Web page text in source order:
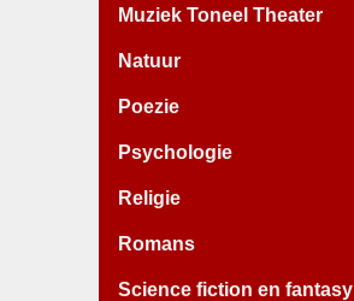
Muziek Toneel Theater
Natuur
Poezie
Psychologie
Religie
Romans
Science fiction en fantasy